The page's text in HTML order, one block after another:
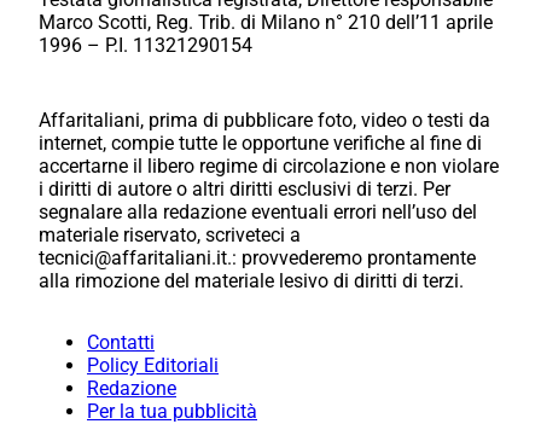
Marco Scotti, Reg. Trib. di Milano n° 210 dell’11 aprile
1996 – P.I. 11321290154
Affaritaliani, prima di pubblicare foto, video o testi da
internet, compie tutte le opportune verifiche al fine di
accertarne il libero regime di circolazione e non violare
i diritti di autore o altri diritti esclusivi di terzi. Per
segnalare alla redazione eventuali errori nell’uso del
materiale riservato, scriveteci a
tecnici@affaritaliani.it.: provvederemo prontamente
alla rimozione del materiale lesivo di diritti di terzi.
Contatti
Policy Editoriali
Redazione
Per la tua pubblicità